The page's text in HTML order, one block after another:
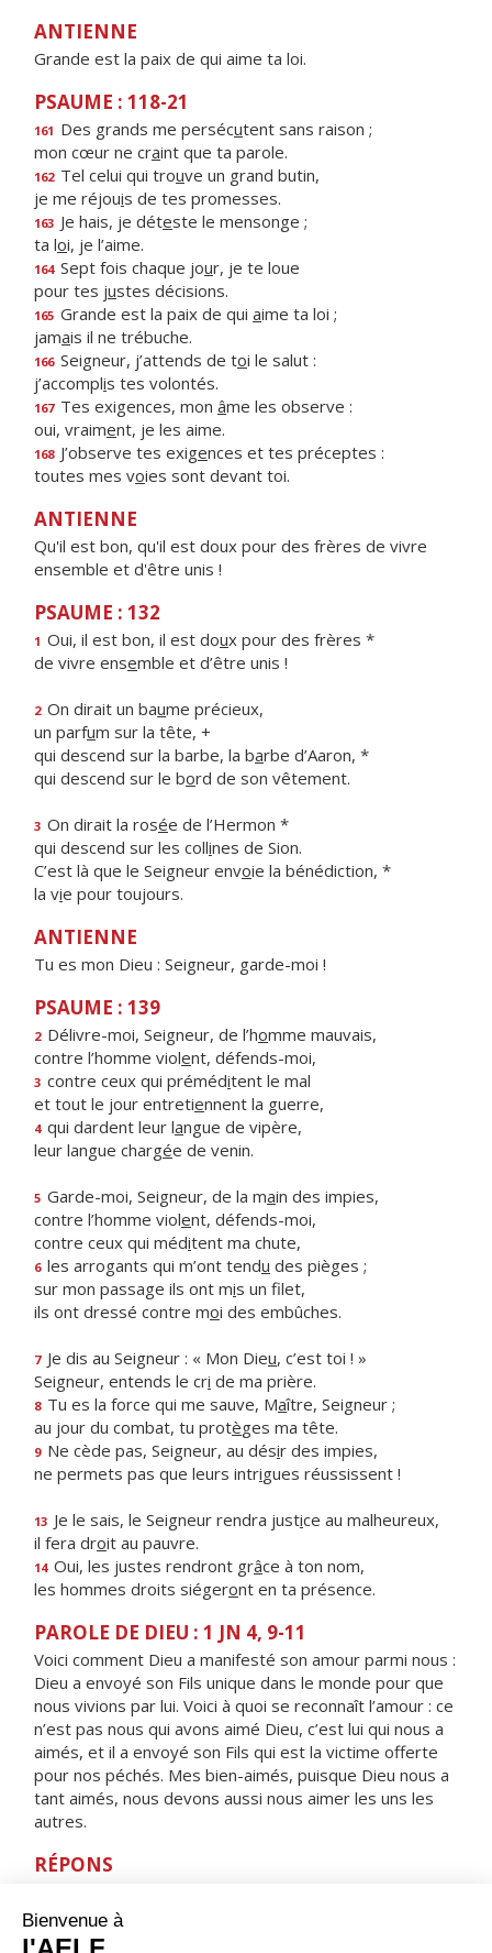
ANTIENNE
Grande est la paix de qui aime ta loi.
PSAUME : 118-21
161 Des grands me persécutent sans raison ;
mon cœur ne craint que ta parole.
162 Tel celui qui trouve un grand butin,
je me réjouis de tes promesses.
163 Je hais, je déteste le mensonge ;
ta loi, je l’aime.
164 Sept fois chaque jour, je te loue
pour tes justes décisions.
165 Grande est la paix de qui aime ta loi ;
jamais il ne trébuche.
166 Seigneur, j’attends de toi le salut :
j’accomplis tes volontés.
167 Tes exigences, mon âme les observe :
oui, vraiment, je les aime.
168 J’observe tes exigences et tes préceptes :
toutes mes voies sont devant toi.
ANTIENNE
Qu'il est bon, qu'il est doux pour des frères de vivre
ensemble et d'être unis !
PSAUME : 132
1 Oui, il est bon, il est doux pour des frères *
de vivre ensemble et d’être unis !
2 On dirait un baume précieux,
un parfum sur la tête, +
qui descend sur la barbe, la barbe d’Aaron, *
qui descend sur le bord de son vêtement.
3 On dirait la rosée de l’Hermon *
qui descend sur les collines de Sion.
C’est là que le Seigneur envoie la bénédiction, *
la vie pour toujours.
ANTIENNE
Tu es mon Dieu : Seigneur, garde-moi !
PSAUME : 139
2 Délivre-moi, Seigneur, de l’homme mauvais,
contre l’homme violent, défends-moi,
3 contre ceux qui préméditent le mal
et tout le jour entretiennent la guerre,
4 qui dardent leur langue de vipère,
leur langue chargée de venin.
5 Garde-moi, Seigneur, de la main des impies,
contre l’homme violent, défends-moi,
contre ceux qui méditent ma chute,
6 les arrogants qui m’ont tendu des pièges ;
sur mon passage ils ont mis un filet,
ils ont dressé contre moi des embûches.
7 Je dis au Seigneur : « Mon Dieu, c’est toi ! »
Seigneur, entends le cri de ma prière.
8 Tu es la force qui me sauve, Maître, Seigneur ;
au jour du combat, tu protèges ma tête.
9 Ne cède pas, Seigneur, au désir des impies,
ne permets pas que leurs intrigues réussissent !
13 Je le sais, le Seigneur rendra justice au malheureux,
il fera droit au pauvre.
14 Oui, les justes rendront grâce à ton nom,
les hommes droits siégeront en ta présence.
PAROLE DE DIEU : 1 JN 4, 9-11
Voici comment Dieu a manifesté son amour parmi nous :
Dieu a envoyé son Fils unique dans le monde pour que
nous vivions par lui. Voici à quoi se reconnaît l’amour : ce
n’est pas nous qui avons aimé Dieu, c’est lui qui nous a
aimés, et il a envoyé son Fils qui est la victime offerte
pour nos péchés. Mes bien-aimés, puisque Dieu nous a
tant aimés, nous devons aussi nous aimer les uns les
autres.
RÉPONS
regarde le visage de ton messie.